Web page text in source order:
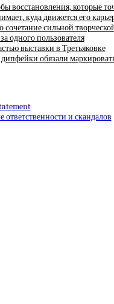
восстановления, которые
куда движется его
сильной
одного пользователя
выставки в Третьяковке
обязали
и скандалов